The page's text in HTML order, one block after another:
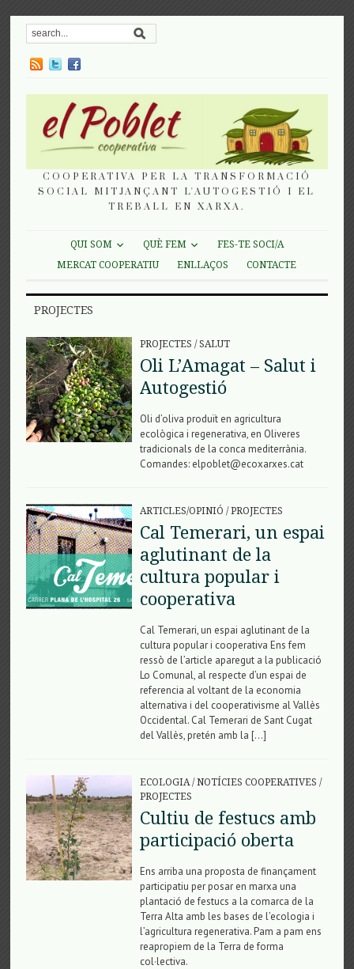
COOPERATIVA PER LA TRANSFORMACIÓ
SOCIAL MITJANÇANT L'AUTOGESTIÓ I EL
TREBALL EN XARXA.
QUI SOM QUÈ FEM
FES-TE SOCI/A
MERCAT COOPERATIU
ENLLAÇOS CONTACTE
PROJECTES
PROJECTES /SALUT
Oli L’Amagat – Salut i
Autogestió
Oli d’oliva produït en agricultura
ecològica i regenerativa, en Oliveres
tradicionals de la conca mediterrània.
Comandes: elpoblet@ecoxarxes.cat
ARTICLES/OPINIÓ /PROJECTES
Cal Temerari, un espai
aglutinant de la
cultura popular i
cooperativa
Cal Temerari, un espai aglutinant de la
cultura popular i cooperativa Ens fem
ressò de l’article aparegut a la publicació
Lo Comunal, al respecte d’un espai de
referencia al voltant de la economia
alternativa i del cooperativisme al Vallès
Occidental. Cal Temerari de Sant Cugat
del Vallès, pretén amb la […]
ECOLOGIA/NOTÍCIES COOPERATIVES /
PROJECTES
Cultiu de festucs amb
participació oberta
Ens arriba una proposta de finançament
participatiu per posar en marxa una
plantació de festucs a la comarca de la
Terra Alta amb les bases de l’ecologia i
l’agricultura regenerativa. Pam a pam ens
reapropiem de la Terra de forma
col·lectiva.